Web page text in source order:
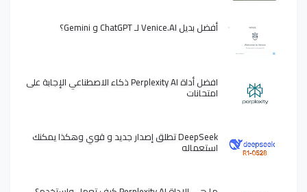
أفضل بديل Venice.AI لـ ChatGPT و Gemini؟
افضل أداة Perplexity AI ذكاء الاصطناعي الإجابة على
امتحانات
DeepSeek تطلق إصدار جديد و قوي وهكذا يمكنك
استعماله